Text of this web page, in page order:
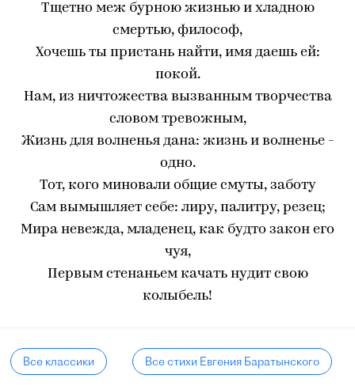
Тщетно меж бурною жизнью и хладною
смертью, философ,
Хочешь ты пристань найти, имя даешь ей:
покой.
Нам, из ничтожества вызванным творчества
словом тревожным,
Жизнь для волненья дана: жизнь и волненье -
одно.
Тот, кого миновали общие смуты, заботу
Сам вымышляет себе: лиру, палитру, резец;
Мира невежда, младенец, как будто закон его
чуя,
Первым стенаньем качать нудит свою
колыбель!
Все классики Все стихи Евгения Баратынского